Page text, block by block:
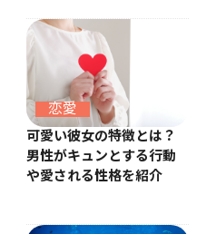
恋愛
可愛い彼女の特徴とは？
男性がキュンとする行動
や愛される性格を紹介